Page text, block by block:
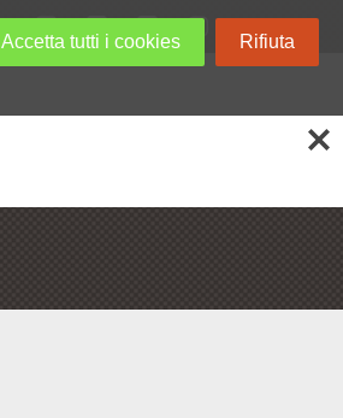
Accetta tutti i cookies Rifiuta